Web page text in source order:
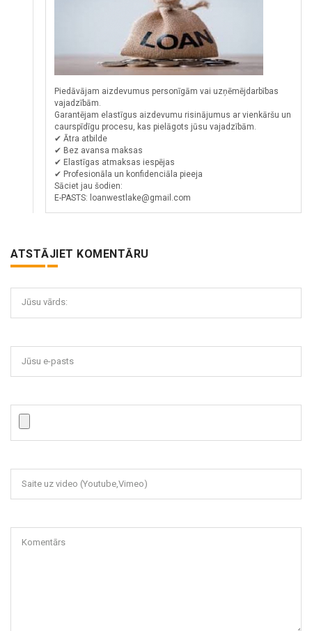
Piedāvājam aizdevumus personīgām vai uzņēmējdarbības
vajadzībām.
Garantējam elastīgus aizdevumu risinājumus ar vienkāršu un
caurspīdīgu procesu, kas pielāgots jūsu vajadzībām.
✔ Ātra atbilde
✔ Bez avansa maksas
✔ Elastīgas atmaksas iespējas
✔ Profesionāla un konfidenciāla pieeja
Sāciet jau šodien:
E-PASTS: loanwestlake@gmail.com
ATSTĀJIET KOMENTĀRU
Jūsu vārds:
Jūsu e-pasts
Saite uz video (Youtube,Vimeo)
Komentārs